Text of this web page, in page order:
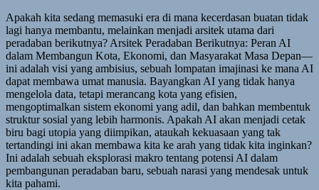
Apakah kita sedang memasuki era di mana kecerdasan buatan tidak
lagi hanya membantu, melainkan menjadi arsitek utama dari
peradaban berikutnya? Arsitek Peradaban Berikutnya: Peran AI
dalam Membangun Kota, Ekonomi, dan Masyarakat Masa Depan—
ini adalah visi yang ambisius, sebuah lompatan imajinasi ke mana AI
dapat membawa umat manusia. Bayangkan AI yang tidak hanya
mengelola data, tetapi merancang kota yang efisien,
mengoptimalkan sistem ekonomi yang adil, dan bahkan membentuk
struktur sosial yang lebih harmonis. Apakah AI akan menjadi cetak
biru bagi utopia yang diimpikan, ataukah kekuasaan yang tak
tertandingi ini akan membawa kita ke arah yang tidak kita inginkan?
Ini adalah sebuah eksplorasi makro tentang potensi AI dalam
pembangunan peradaban baru, sebuah narasi yang mendesak untuk
kita pahami.